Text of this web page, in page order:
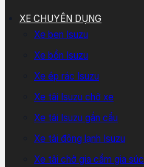
XE CHUYÊN DỤNG
Xe ben Isuzu
Xe bồn Isuzu
Xe ép rác Isuzu
Xe tải Isuzu chở xe
Xe tải Isuzu gắn cẩu
Xe tải đông lạnh Isuzu
Xe tải chở gia cầm gia súc